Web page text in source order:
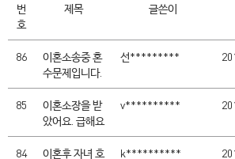
번
호
제목 글쓴이
86
이혼소송중 혼
수문제입니다.
선*********
85
이혼소장을 받
았어요. 급해요
v**********
84
이혼후 자녀 호
k**********